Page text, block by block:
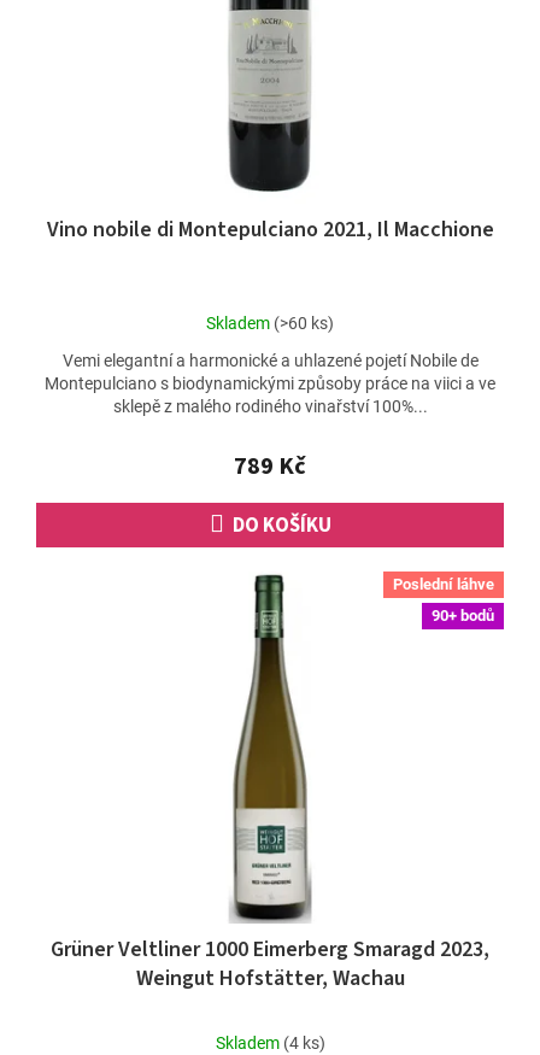
Vino nobile di Montepulciano 2021, Il Macchione
Průměrné
produktu
je
5,0
5
hvězdiček.
Skladem (>60 ks)
789 Kč
DO KOŠÍKU
Vemi elegantní a harmonické a uhlazené pojetí Nobile de
Montepulciano s biodynamickými způsoby práce na viici a ve
sklepě z malého rodiného vinařství 100%...
Poslední láhve
90+ bodů
Grüner Veltliner 1000 Eimerberg Smaragd 2023,
Weingut Hofstätter, Wachau
Průměrné
Skladem (4 ks)